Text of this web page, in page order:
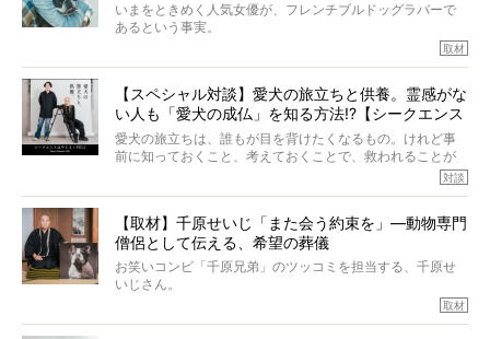
いまをときめく人気女優が、フレンチブルドッグラバーで
あるという事実。
とりを目の当たりにするほどに、そのフレンチブルドッグ
愛がわたしたちのそれとまったく同じであることに、なん
だかうれしくなってしまったのでした。
春奈さんとアムちゃんのすてきな暮らしを、BUHI編集長の
小西がいつくしみながら、切り取らせていただきます。
取材
【スペシャル対談】愛犬の旅立ちと供養。霊感がな
い人も「愛犬の成仏」を知る方法!?【シークエンス
はやとも×PELI】
愛犬の旅立ちは、誰もが目を背けたくなるもの。けれど事
前に知っておくこと、考えておくことで、救われることが
力をもつお笑い芸人「シークエンスはやとも」さんに、愛
犬の旅立ちや供養についてインタビュー。
インタビュアー兼対談相手は、大の犬好きで心霊分野の知
識にも長けているPELIさん。
「愛犬が旅立ったあと、ベッドやおもちゃはどうすればい
対談
【取材】千原せいじ「また会う約束を」―動物専門
僧侶として伝える、希望の葬儀
お笑いコンビ「千原兄弟」のツッコミを担当する、千原せ
いじさん。
取材